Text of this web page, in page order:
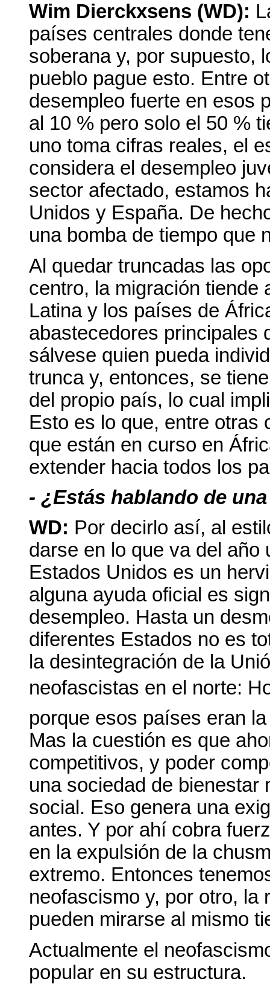
Wim Dierckxsens (WD):
países centrales donde
soberana y, por supuesto,
pueblo pague esto. Entre
desempleo fuerte en esos
al 10 % pero solo el 50 %
uno toma cifras reales, el
considera el desempleo
sector afectado, estamos
Unidos y España. De
una bomba de tiempo que
Al quedar truncadas las
centro, la migración tiende
Latina y los países de
abastecedores principales
sálvese quien pueda
trunca y, entonces, se
del propio país, lo cual
Esto es lo que, entre otras
que están en curso en
extender hacia todos los
- ¿Estás hablando de
WD: Por decirlo así, al
darse en lo que va del año
Estados Unidos es un
alguna ayuda oficial es
desempleo. Hasta un
diferentes Estados no es
la desintegración de la
neofascistas en el norte:
porque esos países eran
Mas la cuestión es que
competitivos, y poder
una sociedad de bienestar
social. Eso genera una
antes. Y por ahí cobra
en la expulsión de la
extremo. Entonces
neofascismo y, por otro, la
pueden mirarse al mismo
Actualmente el
popular en su estructura.